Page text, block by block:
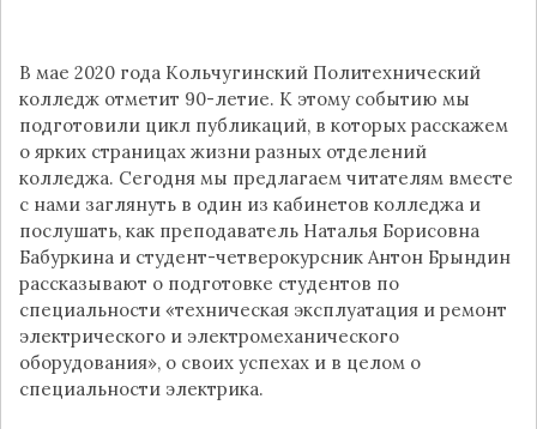
В мае 2020 года Кольчугинский Политехнический
колледж отметит 90-летие. К этому событию мы
подготовили цикл публикаций, в которых расскажем
о ярких страницах жизни разных отделений
колледжа. Сегодня мы предлагаем читателям вместе
с нами заглянуть в один из кабинетов колледжа и
послушать, как преподаватель Наталья Борисовна
Бабуркина и студент-четверокурсник Антон Брындин
рассказывают о подготовке студентов по
специальности «техническая эксплуатация и ремонт
электрического и электромеханического
оборудования», о своих успехах и в целом о
специальности электрика.